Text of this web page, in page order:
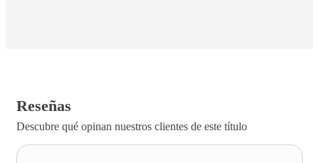
Reseñas
Descubre qué opinan nuestros clientes de este título